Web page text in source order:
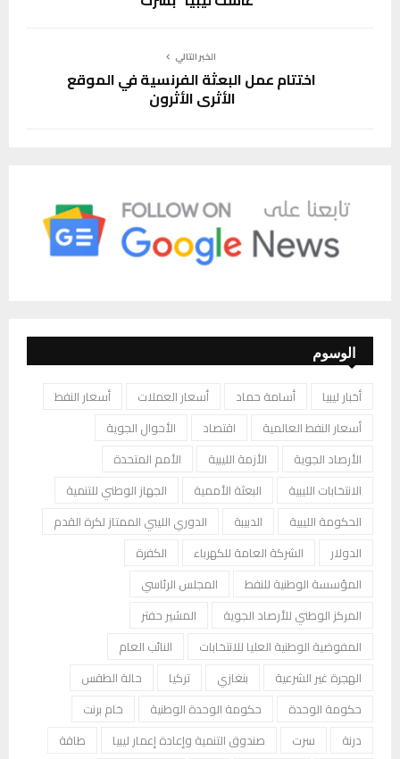
الخبر التالي
اختتام عمل البعثة الفرنسية في الموقع
الأثري الأثرون
الوسوم
أخبار ليبيا أسامة حماد أسعار العملات
أسعار النفط
أسعار النفط العالمية
اقتصاد
الأحوال الجوية
الأرصاد الجوية
الأزمة الليبية
الأمم المتحدة
الانتخابات الليبية
البعثة الأممية
الجهاز الوطني للتنمية
الحكومة الليبية
الدبيبة
الدوري الليبي الممتاز لكرة القدم
الدولار
الشركة العامة للكهرباء
الكفرة
المؤسسة الوطنية للنفط
المجلس الرئاسي
المركز الوطني للأرصاد الجوية
المشير حفتر
المفوضية الوطنية العليا للانتخابات
النائب العام
الهجرة غير الشرعية
بنغازي تركيا
حالة الطقس
حكومة الوحدة
حكومة الوحدة الوطنية
خام برنت
درنة
سرت صندوق التنمية وإعادة إعمار ليبيا
طاقة